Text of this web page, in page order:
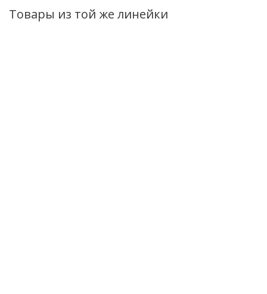
Товары из той же линейки